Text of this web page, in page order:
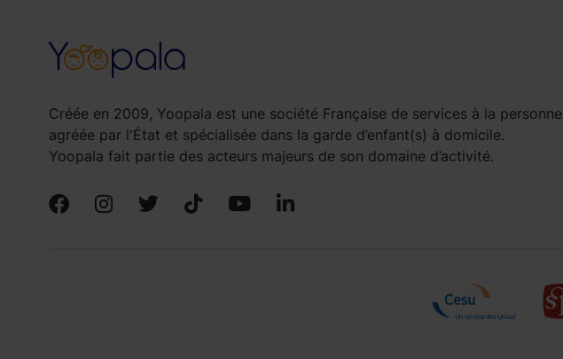
Créée en 2009, Yoopala est une société Française de services à la personne
agréée par l'État et spécialisée dans la garde d’enfant(s) à domicile.
Yoopala fait partie des acteurs majeurs de son domaine d’activité.